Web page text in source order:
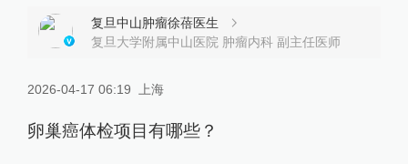
复旦中山肿瘤徐蓓医生
复旦大学附属中山医院 肿瘤内科 副主任医师
2026-04-17 06:19 上海
卵巢癌体检项目有哪些？